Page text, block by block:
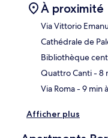
À proximité
Via Vittorio
Cathédrale de
Bibliothèque
Quattro Canti- 8
Via Roma- 9 min
Afficher plus